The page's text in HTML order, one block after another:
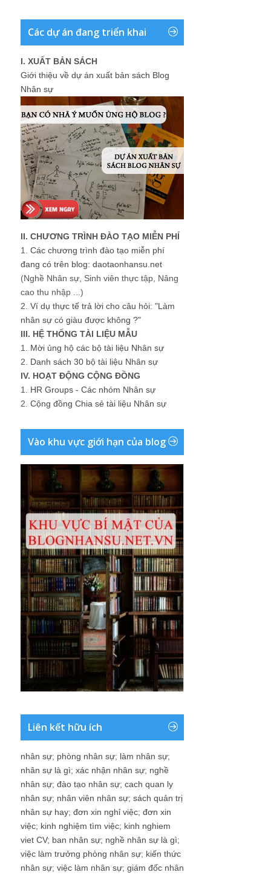
Các dự án đang triển khai
I. XUẤT BẢN SÁCH
Giới thiệu về dự án xuất bản sách Blog
Nhân sự
II. CHƯƠNG TRÌNH ĐÀO TẠO MIỄN PHÍ
1. Các chương trình đào tạo miễn phí
đang có trên blog: daotaonhansu.net
(Nghề Nhân sự, Sinh viên thực tập, Nâng
cao thu nhập ...)
2. Ví dụ thực tế trả lời cho câu hỏi: "Làm
nhân sự có giàu được không ?"
III. HỆ THỐNG TÀI LIỆU MẪU
1. Mời ủng hộ các bộ tài liệu Nhân sự
2. Danh sách 30 bộ tài liệu Nhân sự
IV. HOẠT ĐỘNG CỘNG ĐỒNG
1. HR Groups - Các nhóm Nhân sự
2. Cộng đồng Chia sẻ tài liệu Nhân sự
Vào khu vực giới hạn của blog
Liên kết hữu ích
nhân sự; phòng nhân sự; làm nhân sự;
nhân sự là gì; xác nhận nhân sự; nghề
nhân sự; đào tạo nhân sự; cach quan ly
nhân sự; nhân viên nhân sự; sách quản trị
nhân sự hay; đơn xin nghỉ việc; đơn xin
việc; kinh nghiệm tìm việc; kinh nghiem
viet CV; ban nhân sự; nghề nhân sự là gì;
việc làm trưởng phòng nhân sự; kiến thức
nhân sự; việc làm nhân sự; giám đốc nhân